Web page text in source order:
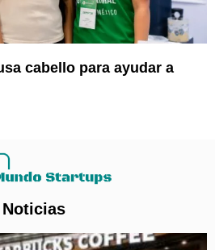
cabello para ayudar a
Noticias